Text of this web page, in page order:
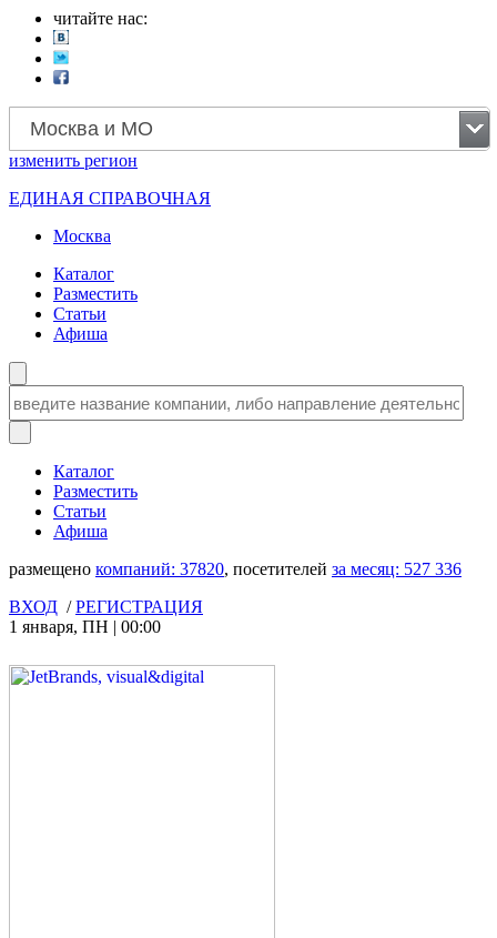
читайте нас:
Москва и МО
изменить регион
ЕДИНАЯ СПРАВОЧНАЯ
Москва
Каталог
Разместить
Статьи
Афиша
Каталог
Разместить
Статьи
Афиша
размещено компаний: 37820, посетителей за месяц: 527 336
ВХОД /РЕГИСТРАЦИЯ
1 января, ПН | 00:00